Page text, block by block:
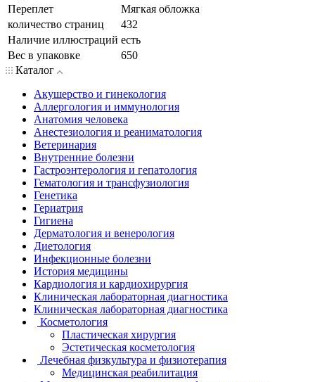
Переплет
Мягкая обложка
количество страниц
432
Наличие иллюстраций есть
Вес в упаковке
650
Каталог
Акушерство и гинекология
Аллергология и иммунология
Анатомия человека
Анестезиология и реаниматология
Ветеринария
Внутренние болезни
Гастроэнтерология и гепатология
Гематология и трансфузиология
Генетика
Гериатрия
Гигиена
Дерматология и венерология
Диетология
Инфекционные болезни
История медицины
Кардиология и кардиохирургия
Клиническая лабораторная диагностика
Клиническая лабораторная диагностика
Косметология
Пластическая хирургия
Эстетическая косметология
Лечебная физкультура и физиотерапия
Медицинская реабилитация